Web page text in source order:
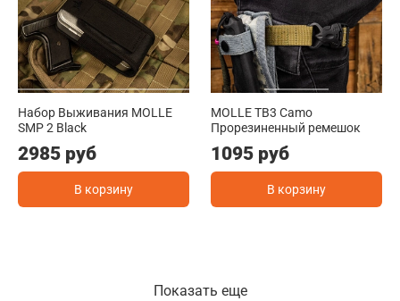
Набор Выживания MOLLE
SMP 2 Black
2985 руб
В корзину
MOLLE TB3 Camo
Прорезиненный ремешок
1095 руб
В корзину
Показать еще